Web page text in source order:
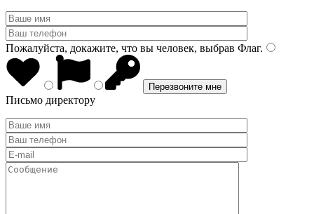
Пожалуйста, докажите, что вы человек, выбрав Флаг.
Письмо директору